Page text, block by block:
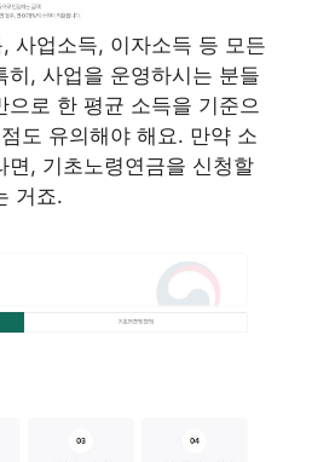
사업소득, 이자소득 등 모든
히, 사업을 운영하시는 분들
으로 한 평균 소득을 기준으
도 유의해야 해요. 만약 소
면, 기초노령연금을 신청할
거죠.